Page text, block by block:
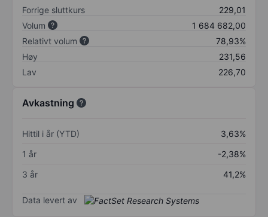
Forrige sluttkurs
229,01
Volum
1 684 682,00
Relativt volum
78,93%
Høy
231,56
Lav
226,70
Avkastning
Hittil i år (YTD)
3,63%
1 år
-2,38%
3 år
41,2%
Data levert av